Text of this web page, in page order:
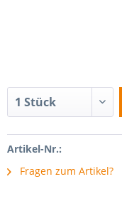
Artikel-Nr.:
Fragen zum Artikel?